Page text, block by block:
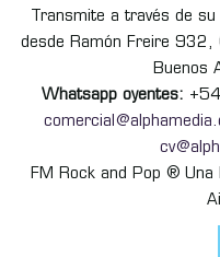
Transmite a través de
desde Ramón Freire 932,
Buenos
Whatsapp oyentes:
FM Rock and Pop ® Una